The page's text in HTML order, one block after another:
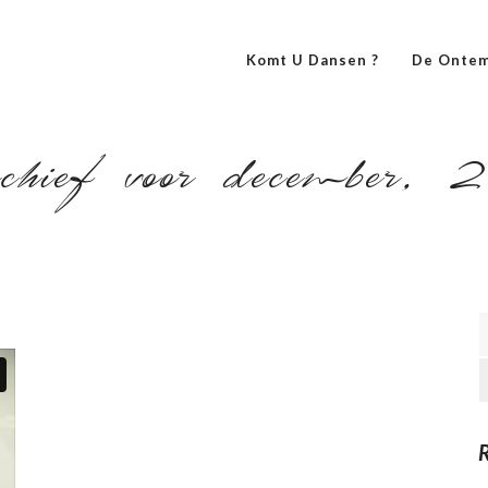
Komt U Dansen ? De
voor december,